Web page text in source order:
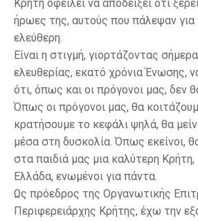
Κρήτη οφείλει να αποδείξει ότι
ήρωες της, αυτούς που πάλεψαν για
ελεύθερη.
Είναι η στιγμή, γιορτάζοντας
ελευθερίας, εκατό χρόνια Ένωσης,
ότι, όπως και οι πρόγονοι μας, δεν
Όπως οι πρόγονοι μας, θα
κρατήσουμε το κεφάλι ψηλά, θα
μέσα στη δυσκολία. Όπως εκείνοι,
στα παιδιά μας μια καλύτερη Κρήτη,
Ελλάδα, ενωμένοι για πάντα.
Ως πρόεδρος της Οργανωτικής
Περιφερειάρχης Κρήτης, έχω την